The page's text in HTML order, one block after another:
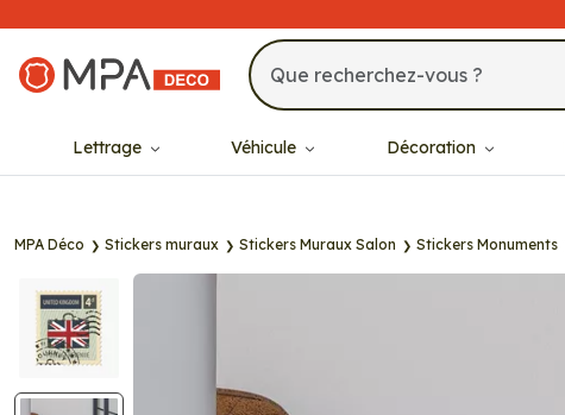
MPA Déco
Lettrage Véhicule Décoration
MPA Déco Stickers muraux Stickers Muraux Salon Stickers Monuments